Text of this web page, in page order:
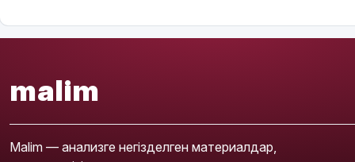
malim
Malim — анализге негізделген материалдар,